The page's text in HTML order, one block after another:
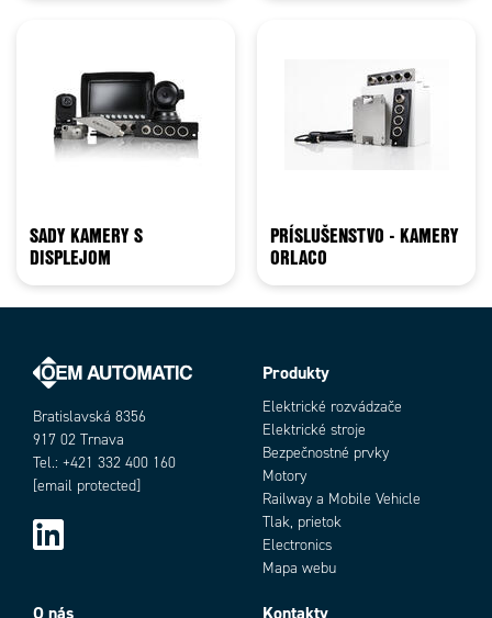
SADY KAMERY S
DISPLEJOM
PRÍSLUŠENSTVO - KAMERY
ORLACO
Bratislavská 8356
917 02 Trnava
Tel.: +421 332 400 160
[email protected]
Produkty
Elektrické rozvádzače
Elektrické stroje
Bezpečnostné prvky
Motory
Railway a Mobile Vehicle
Tlak, prietok
Electronics
Mapa webu
O nás Kontakty